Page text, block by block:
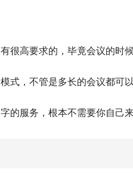
很高要求的，毕竟会议的时
式，不管是多长的会议都可以
的服务，根本不需要你自己